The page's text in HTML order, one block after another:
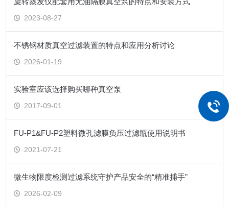
2023-08-27
不锈钢材质真空过滤装置的特点和应用分析讨论
2026-01-19
实验室应该选择购买哪种真空泵
2017-09-01
FU-P1&FU-P2塑料微孔滤膜负压过滤瓶使用说明书
2021-07-21
微生物限度检测过滤系统守护产品安全的“精准捕手”
2026-02-09